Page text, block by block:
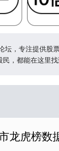
，专注提供
，都能在这里
龙虎榜数